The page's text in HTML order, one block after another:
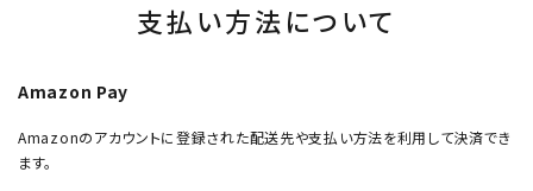
支払い方法について
Amazon Pay
Amazonのアカウントに登録された配送先や支払い方法を利用して決済でき
ます。